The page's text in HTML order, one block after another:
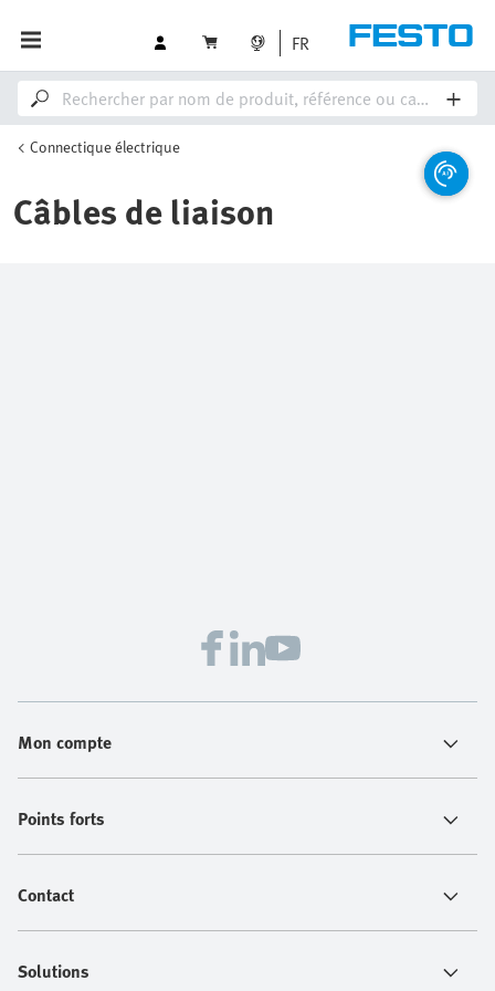
FR
Connectique électrique
Câbles de liaison
Mon compte
Points forts
Contact
Solutions